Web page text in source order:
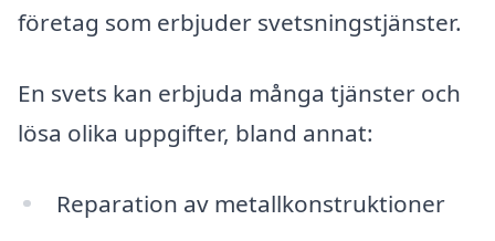
företag som erbjuder svetsningstjänster.
En svets kan erbjuda många tjänster och
lösa olika uppgifter, bland annat:
Reparation av metallkonstruktioner